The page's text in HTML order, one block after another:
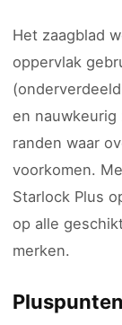
Het zaagblad
oppervlak
en nauwkeurig
randen waar
voorkomen.
Starlock Plus
op alle
merken.
Pluspunten